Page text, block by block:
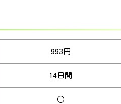
993円
14日間
○